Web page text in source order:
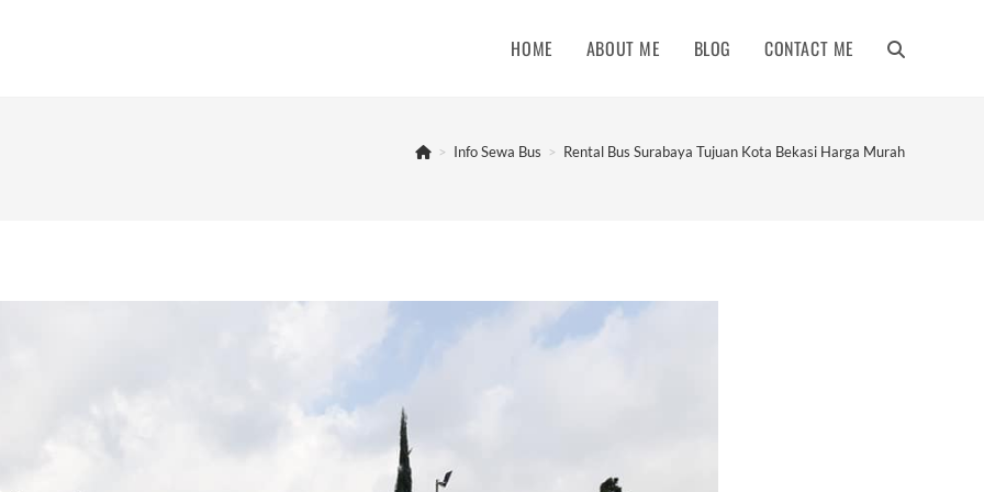
HOME ABOUT ME BLOG CONTACT ME TOGGLE
WEBSITE
> Info Sewa Bus > Rental Bus Surabaya Tujuan Kota Bekasi Harga Murah